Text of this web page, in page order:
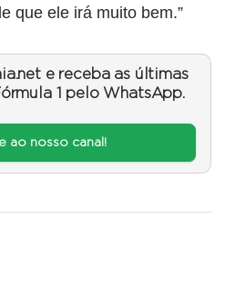
que ele irá muito bem.”
e receba as últimas
1 pelo WhatsApp.
ao nosso canal!